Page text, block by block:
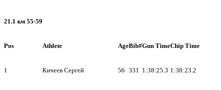
21.1 км 55-59
Pos Athlete AgeBib#Gun TimeChip Time
1 Кичеев Сергей 56 331 1:38:25.3 1:38:23.2